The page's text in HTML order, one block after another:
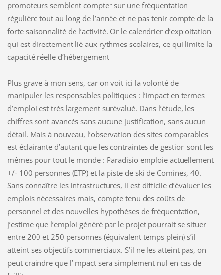
promoteurs semblent compter sur une fréquentation
régulière tout au long de l’année et ne pas tenir compte de la
forte saisonnalité de l’activité. Or le calendrier d’exploitation
qui est directement lié aux rythmes scolaires, ce qui limite la
capacité réelle d’hébergement.
Plus grave à mon sens, car on voit ici la volonté de
manipuler les responsables politiques : l’impact en termes
d’emploi est très largement surévalué. Dans l’étude, les
chiffres sont avancés sans aucune justification, sans aucun
détail. Mais à nouveau, l’observation des sites comparables
est éclairante d’autant que les contraintes de gestion sont les
mêmes pour tout le monde : Paradisio emploie actuellement
+/- 100 personnes (ETP) et la piste de ski de Comines, 40.
Sans connaître les infrastructures, il est difficile d’évaluer les
emplois nécessaires mais, compte tenu des coûts de
personnel et des nouvelles hypothèses de fréquentation,
j’estime que l’emploi généré par le projet pourrait se situer
entre 200 et 250 personnes (équivalent temps plein) s’il
atteint ses objectifs commerciaux. S’il ne les atteint pas, on
peut craindre que l’impact sera simplement nul en cas de